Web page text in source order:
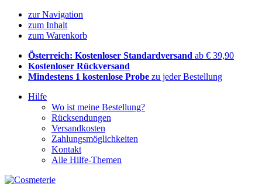
zur Navigation
zum Inhalt
zum Warenkorb
Österreich: Kostenloser Standardversand ab € 39,90
Kostenloser Rückversand
Mindestens 1 kostenlose Probe zu jeder Bestellung
Hilfe
Wo ist meine Bestellung?
Rücksendungen
Versandkosten
Zahlungsmöglichkeiten
Kontakt
Alle Hilfe-Themen